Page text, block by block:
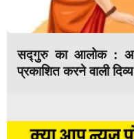
सद्गुरु का आलोक :
प्रकाशित करने वाली